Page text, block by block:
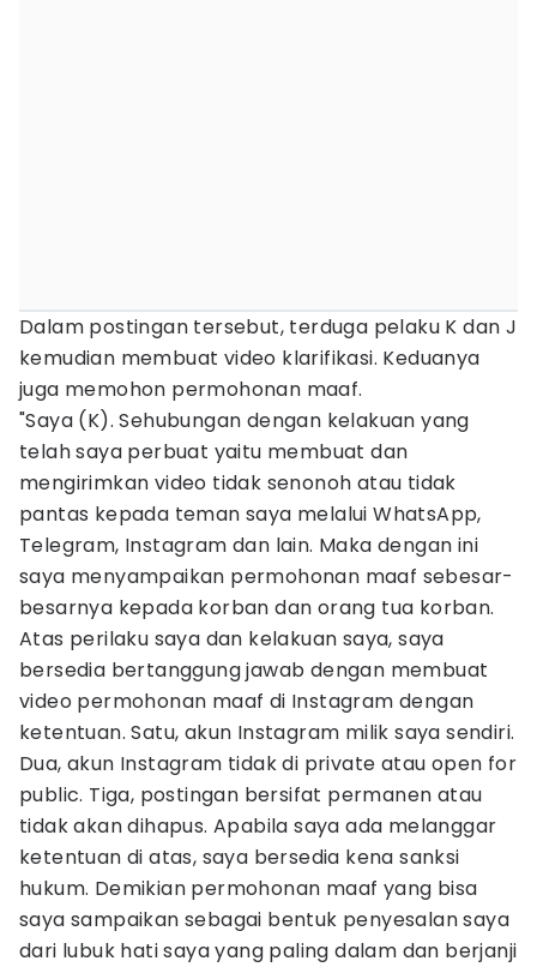
Dalam postingan tersebut, terduga pelaku K dan J
kemudian membuat video klarifikasi. Keduanya
juga memohon permohonan maaf.
"Saya (K). Sehubungan dengan kelakuan yang
telah saya perbuat yaitu membuat dan
mengirimkan video tidak senonoh atau tidak
pantas kepada teman saya melalui WhatsApp,
Telegram, Instagram dan lain. Maka dengan ini
saya menyampaikan permohonan maaf sebesar-
besarnya kepada korban dan orang tua korban.
Atas perilaku saya dan kelakuan saya, saya
bersedia bertanggung jawab dengan membuat
video permohonan maaf di Instagram dengan
ketentuan. Satu, akun Instagram milik saya sendiri.
Dua, akun Instagram tidak di private atau open for
public. Tiga, postingan bersifat permanen atau
tidak akan dihapus. Apabila saya ada melanggar
ketentuan di atas, saya bersedia kena sanksi
hukum. Demikian permohonan maaf yang bisa
saya sampaikan sebagai bentuk penyesalan saya
dari lubuk hati saya yang paling dalam dan berjanji